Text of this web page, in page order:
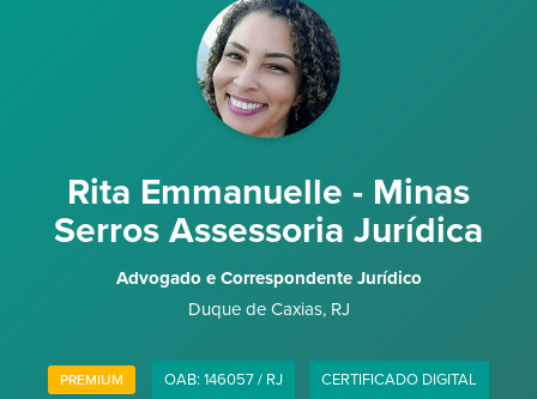
Rita Emmanuelle - Minas
Serros Assessoria Jurídica
Advogado e Correspondente Jurídico
Duque de Caxias, RJ
PREMIUM OAB: 146057 / RJ CERTIFICADO DIGITAL